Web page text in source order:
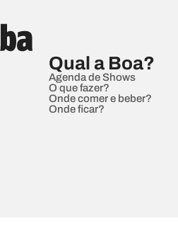
Qual a Boa?
Agenda de Shows
O que fazer?
Onde comer e beber?
Onde ficar?